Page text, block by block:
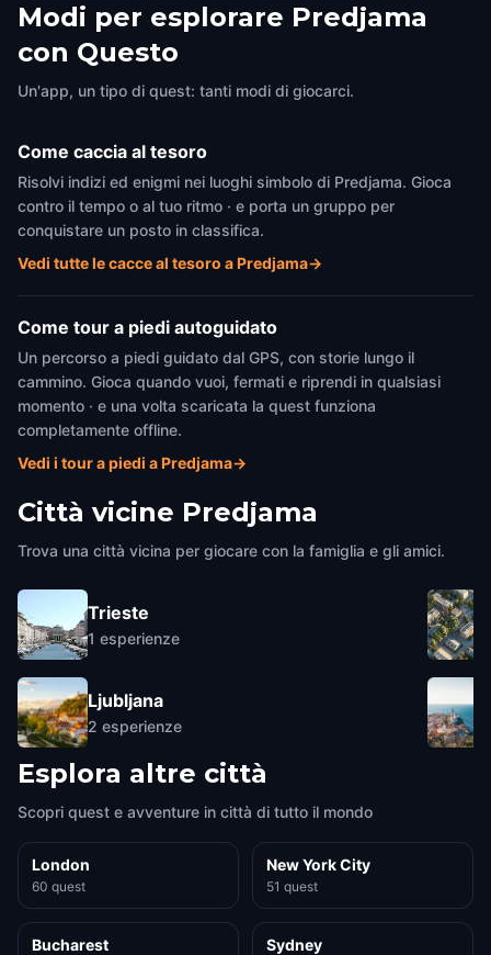
Modi per esplorare Predjama
con Questo
Un'app, un tipo di quest: tanti modi di giocarci.
Come caccia al tesoro
Risolvi indizi ed enigmi nei luoghi simbolo di Predjama. Gioca
contro il tempo o al tuo ritmo · e porta un gruppo per
conquistare un posto in classifica.
Vedi tutte le cacce al tesoro a Predjama→
Come tour a piedi autoguidato
Un percorso a piedi guidato dal GPS, con storie lungo il
cammino. Gioca quando vuoi, fermati e riprendi in qualsiasi
momento · e una volta scaricata la quest funziona
completamente offline.
Vedi i tour a piedi a Predjama→
Città vicine Predjama
Trova una città vicina per giocare con la famiglia e gli amici.
Trieste
1 esperienze
Ljubljana
2 esperienze
Esplora altre città
Scopri quest e avventure in città di tutto il mondo
London
60 quest
New York City
51 quest
Bucharest Sydney